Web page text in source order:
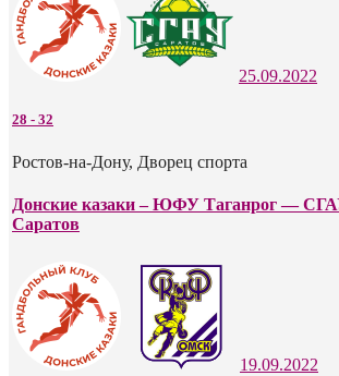
25.09.2022
28 - 32
Ростов-на-Дону, Дворец спорта
Донские казаки – ЮФУ Таганрог —
Саратов
19.09.2022